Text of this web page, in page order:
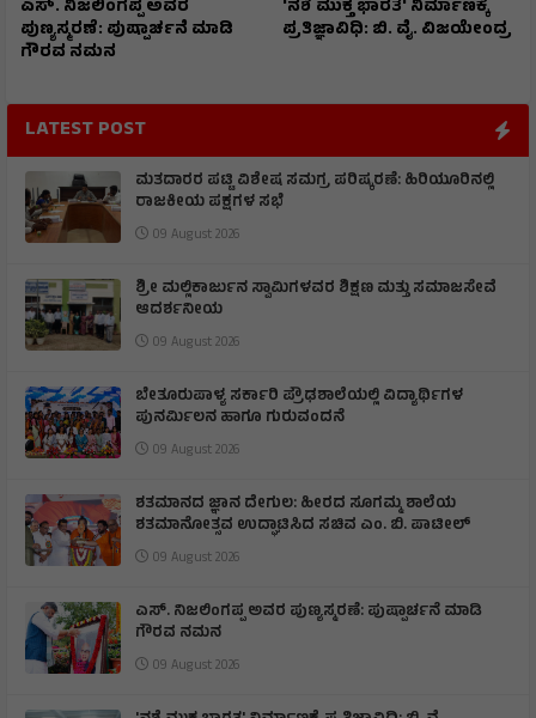
ಎಸ್. ನಿಜಲಿಂಗಪ್ಪ ಅವರ
ಪುಣ್ಯಸ್ಮರಣೆ: ಪುಷ್ಪಾರ್ಚನೆ ಮಾಡಿ
ಗೌರವ ನಮನ​
'ನಶೆ ಮುಕ್ತ ಭಾರತ' ನಿರ್ಮಾಣಕ್ಕೆ
ಪ್ರತಿಜ್ಞಾವಿಧಿ: ಬಿ. ವೈ. ವಿಜಯೇಂದ್ರ
LATEST POST
ಮತದಾರರ ಪಟ್ಟಿ ವಿಶೇಷ ಸಮಗ್ರ ಪರಿಷ್ಕರಣೆ: ಹಿರಿಯೂರಿನಲ್ಲಿ
ರಾಜಕೀಯ ಪಕ್ಷಗಳ ಸಭೆ
09 August 2026
ಶ್ರೀ ಮಲ್ಲಿಕಾರ್ಜುನ ಸ್ವಾಮಿಗಳವರ ಶಿಕ್ಷಣ ಮತ್ತು ಸಮಾಜಸೇವೆ
ಆದರ್ಶನೀಯ
09 August 2026
ಬೇತೂರುಪಾಳ್ಯ ಸರ್ಕಾರಿ ಪ್ರೌಢಶಾಲೆಯಲ್ಲಿ ವಿದ್ಯಾರ್ಥಿಗಳ
ಪುನರ್ಮಿಲನ ಹಾಗೂ ಗುರುವಂದನೆ
09 August 2026
ಶತಮಾನದ ಜ್ಞಾನ ದೇಗುಲ: ಹೀರದ ಸೂಗಮ್ಮ ಶಾಲೆಯ
ಶತಮಾನೋತ್ಸವ ಉದ್ಘಾಟಿಸಿದ ಸಚಿವ ಎಂ. ಬಿ. ಪಾಟೀಲ್
09 August 2026
ಎಸ್. ನಿಜಲಿಂಗಪ್ಪ ಅವರ ಪುಣ್ಯಸ್ಮರಣೆ: ಪುಷ್ಪಾರ್ಚನೆ ಮಾಡಿ
ಗೌರವ ನಮನ​
09 August 2026